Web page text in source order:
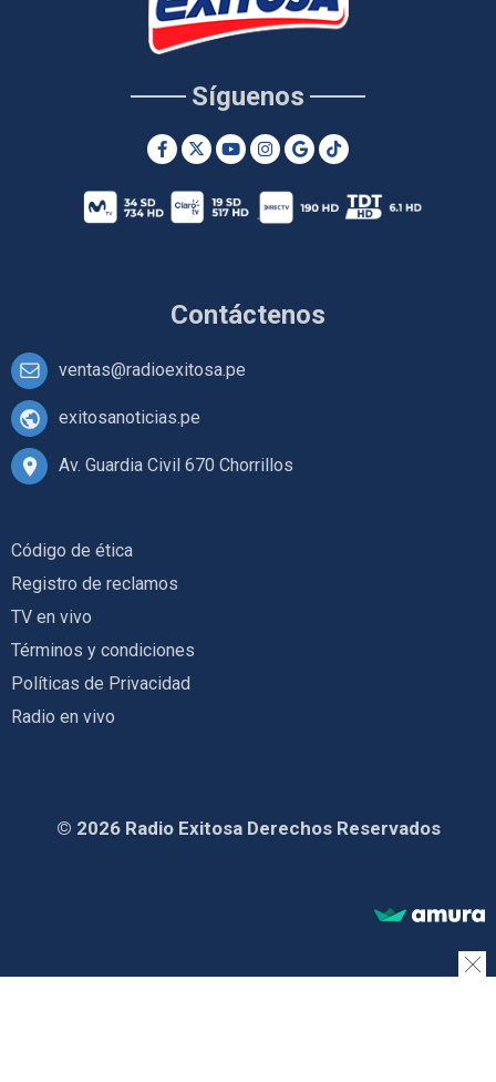
Contáctenos
ventas@radioexitosa.pe
exitosanoticias.pe
Av. Guardia Civil 670 Chorrillos
Síguenos
Código de ética
Registro de reclamos
TV en vivo
Términos y condiciones
Políticas de Privacidad
Radio en vivo
© 2026 Radio Exitosa Derechos Reservados